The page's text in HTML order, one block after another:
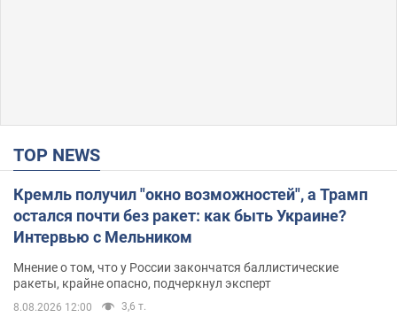
TOP NEWS
Кремль получил "окно возможностей", а Трамп
остался почти без ракет: как быть Украине?
Интервью с Мельником
Мнение о том, что у России закончатся баллистические
ракеты, крайне опасно, подчеркнул эксперт
8.08.2026 12:00 3,6 т.